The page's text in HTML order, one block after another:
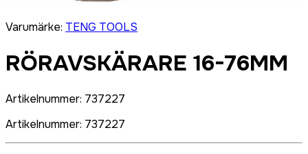
Varumärke: TENG TOOLS
RÖRAVSKÄRARE 16-76MM
Artikelnummer: 737227
Artikelnummer: 737227